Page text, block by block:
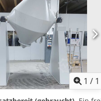
1 / 1